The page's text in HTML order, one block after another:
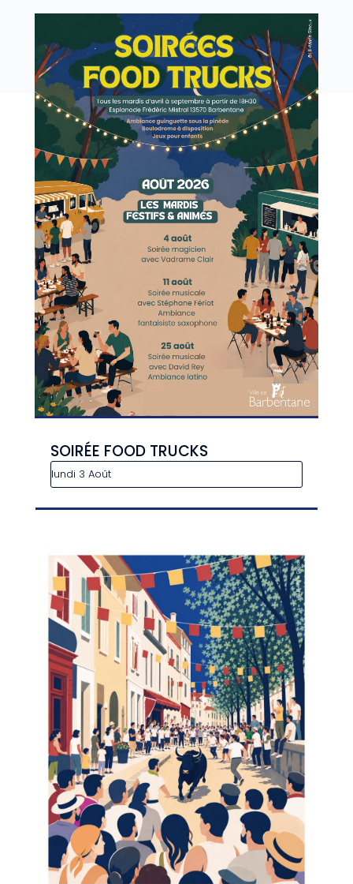
SOIRÉE FOOD TRUCKS
lundi 3 Août